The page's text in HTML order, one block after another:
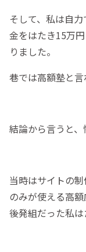
そして、私は自
金をはたき15万
りました。
巷では高額塾と言
結論から言うと、
当時はサイトの
のみが使える高
後発組だった私は